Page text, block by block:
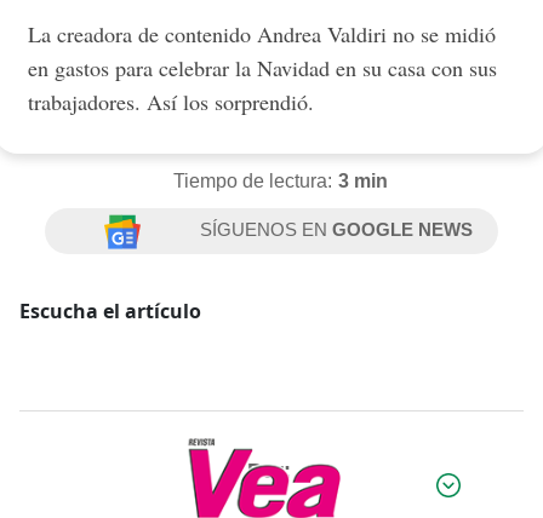
La creadora de contenido Andrea Valdiri no se midió
en gastos para celebrar la Navidad en su casa con sus
trabajadores. Así los sorprendió.
Tiempo de lectura: 3 min
SÍGUENOS ENGOOGLE NEWS
Escucha el artículo
Por: